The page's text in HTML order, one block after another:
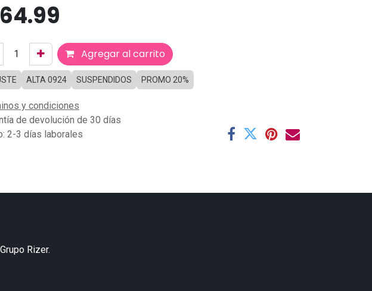
64.99
Agregar al carrito
ALTA 0924 SUSPENDIDOS PROMO 20%
y condiciones
de devolución de 30 días
2-3 días laborales
Rizer.